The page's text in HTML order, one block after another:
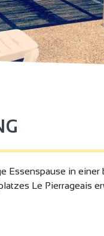
Essenspause in
Le Pierrageais